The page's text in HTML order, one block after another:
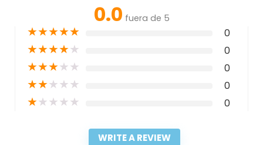
0.0 fuera de 5
★★★★★ 0
★★★★★ 0
★★★★★ 0
★★★★★ 0
★★★★★ 0
WRITE A REVIEW